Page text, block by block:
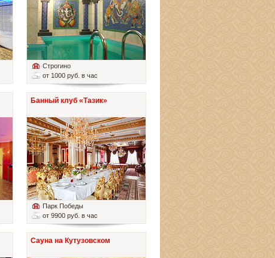
Строгино
от 1000 руб. в час
Банный клуб «Тазик»
Парк Победы
от 9900 руб. в час
Сауна на Кутузовском